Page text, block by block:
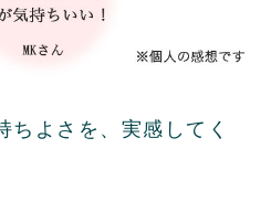
ちよさを、実感してく